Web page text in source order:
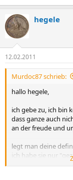
hegele
12.02.2011
Murdoc87 schrieb:
hallo hegele,
ich gebe zu, ich bin
dass ganze auch
an der freude und
legt man deine
ich habe sie nur
denke aber ein